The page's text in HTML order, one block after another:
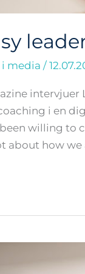
i media /
i en
willing
about how